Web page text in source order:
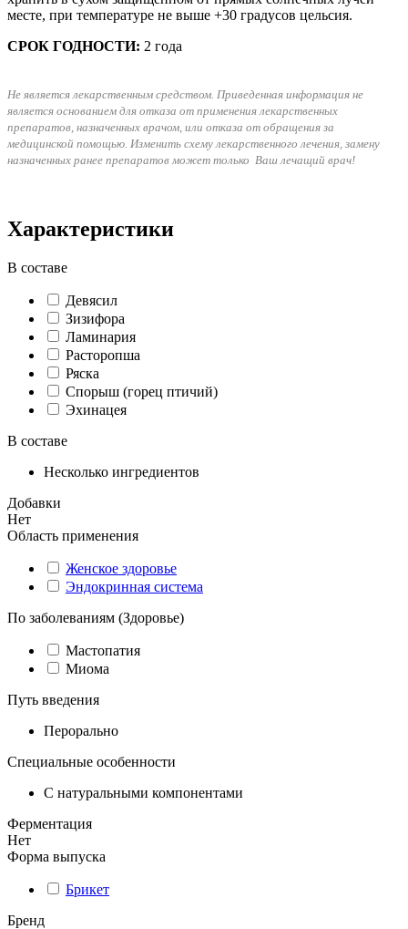
месте, при температуре не выше +30 градусов цельсия.
СРОК ГОДНОСТИ: 2 года
Не является лекарственным средством. Приведенная информация не
является основанием для отказа от применения лекарственных
препаратов, назначенных врачом, или отказа от обращения за
медицинской помощью. Изменить схему лекарственного лечения, замену
назначенных ранее препаратов может только Ваш лечащий врач!
Характеристики
В составе
Девясил
Зизифора
Ламинария
Расторопша
Ряска
Спорыш (горец птичий)
Эхинацея
В составе
Несколько ингредиентов
Добавки
Нет
Область применения
Женское здоровье
Эндокринная система
По заболеваниям (Здоровье)
Мастопатия
Миома
Путь введения
Перорально
Специальные особенности
С натуральными компонентами
Ферментация
Нет
Форма выпуска
Брикет
Бренд